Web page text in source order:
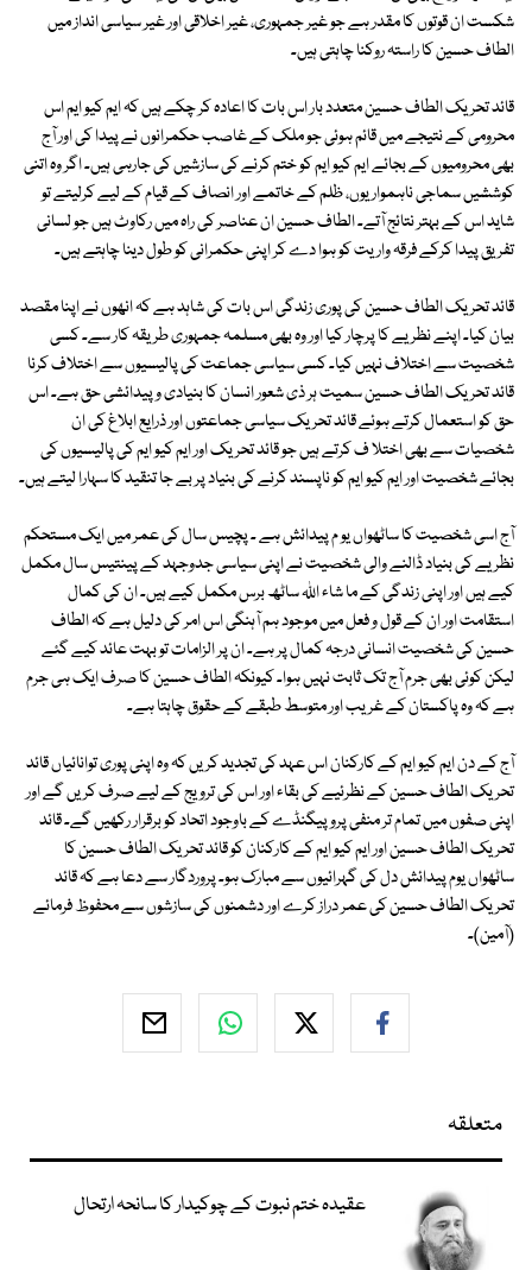
شکست ان قوتوں کا مقدر ہے جو غیر جمہوری، غیر اخلاقی اور غیر سیاسی انداز میں
الطاف حسین کا راستہ روکنا چاہتی ہیں۔
قائد تحریک الطاف حسین متعدد بار اس بات کا اعادہ کر چکے ہیں کہ ایم کیو ایم اس
محرومی کے نتیجے میں قائم ہوئی جو ملک کے غاصب حکمرانوں نے پیدا کی اور آج
بھی محرومیوں کے بجائے ایم کیو ایم کو ختم کرنے کی سازشیں کی جارہی ہیں۔ اگر وہ اتنی
کوششیں سماجی ناہمواریوں، ظلم کے خاتمے اور انصاف کے قیام کے لیے کرلیتے تو
شاید اس کے بہتر نتائج آتے۔ الطاف حسین ان عناصر کی راہ میں رکاوٹ ہیں جو لسانی
تفریق پیدا کرکے فرقہ واریت کو ہوا دے کر اپنی حکمرانی کو طول دینا چاہتے ہیں۔
قائد تحریک الطاف حسین کی پوری زندگی اس بات کی شاہد ہے کہ انھوں نے اپنا مقصد
بیان کیا۔ اپنے نظریے کا پرچار کیا اور وہ بھی مسلمہ جمہوری طریقہ کار سے۔ کسی
شخصیت سے اختلاف نہیں کیا۔ کسی سیاسی جماعت کی پالیسیوں سے اختلاف کرنا
قائد تحریک الطاف حسین سمیت ہر ذی شعور انسان کا بنیادی و پیدائشی حق ہے۔ اس
حق کو استعمال کرتے ہوئے قائد تحریک سیاسی جماعتوں اور ذرایع ابلاغ کی ان
شخصیات سے بھی اختلا ف کرتے ہیں جو قائد تحریک اور ایم کیو ایم کی پالیسیوں کی
بجائے شخصیت اور ایم کیو ایم کو ناپسند کرنے کی بنیاد پر بے جا تنقید کا سہارا لیتے ہیں۔
آج اسی شخصیت کا ساٹھواں یو م پیدائش ہے ۔ پچیس سال کی عمر میں ایک مستحکم
نظریے کی بنیاد ڈالنے والی شخصیت نے اپنی سیاسی جدوجہد کے پینتیس سال مکمل
کیے ہیں اور اپنی زندگی کے ما شاء اللہ ساٹھ برس مکمل کیے ہیں۔ ان کی کمال
استقامت اور ان کے قول و فعل میں موجود ہم آہنگی اس امر کی دلیل ہے کہ الطاف
حسین کی شخصیت انسانی درجہ کمال پر ہے۔ ان پر الزامات تو بہت عائد کیے گئے
لیکن کوئی بھی جرم آج تک ثابت نہیں ہوا۔ کیونکہ الطاف حسین کا صرف ایک ہی جرم
ہے کہ وہ پاکستان کے غریب اور متوسط طبقے کے حقوق چاہتا ہے۔
آج کے دن ایم کیو ایم کے کارکنان اس عہد کی تجدید کریں کہ وہ اپنی پوری توانائیاں قائد
تحریک الطاف حسین کے نظرئیے کی بقاء اور اس کی ترویج کے لیے صرف کریں گے اور
اپنی صفوں میں تمام تر منفی پروپیگنڈے کے باوجود اتحاد کو برقرار رکھیں گے۔ قائد
تحریک الطاف حسین اور ایم کیو ایم کے کارکنان کو قائد تحریک الطاف حسین کا
ساٹھواں یوم پیدائش دل کی گہرائیوں سے مبارک ہو۔ پروردگار سے دعا ہے کہ قائد
تحریک الطاف حسین کی عمر دراز کرے اور دشمنوں کی سازشوں سے محفوظ فرمائے
(آمین)۔
متعلقہ
عقیدہ ختم نبوت کے چوکیدار کا سانحہ ارتحال